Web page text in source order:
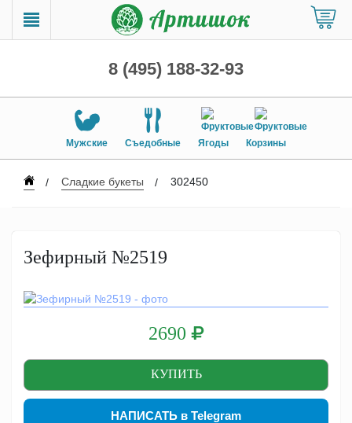
8 (495) 188-32-93
Мужские Съедобные Ягоды Корзины
Сладкие букеты 302450
Зефирный №2519
2690
НАПИСАТЬ в Telegram